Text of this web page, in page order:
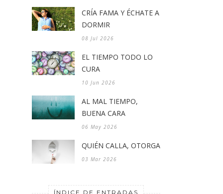
CRÍA FAMA Y ÉCHATE A
DORMIR
08 Jul 2026
EL TIEMPO TODO LO
CURA
10 Jun 2026
AL MAL TIEMPO,
BUENA CARA
06 May 2026
QUIÉN CALLA, OTORGA
03 Mar 2026
ÍNDICE DE ENTRADAS